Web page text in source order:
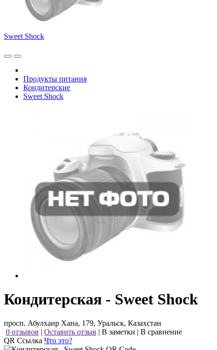
Sweet Shock
Продукты питания
Кондитерские
Sweet Shock
Кондитерская - Sweet Shock
просп. Абулхаир Хана, 179, Уральск, Казахстан
0 отзывов | Оставить отзыв | В заметки | В сравнение
QR Ссылка Что это?